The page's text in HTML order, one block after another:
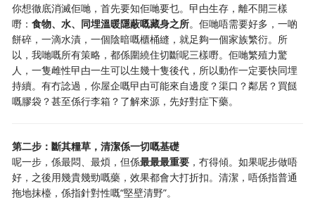
你想徹底消滅佢哋，首先要知佢哋要乜。曱甴生存，離不開三樣
嘢：食物、水、同埋溫暖隱蔽嘅藏身之所。佢哋唔需要好多，一啲
餅碎，一滴水漬，一個陰暗嘅櫃桶縫，就足夠一個家族繁衍。所
以，我哋嘅所有策略，都係圍繞住切斷呢三樣嘢。佢哋繁殖力驚
人，一隻雌性曱甴一生可以生幾十隻後代，所以動作一定要快同埋
持續。有冇諗過，你屋企嘅曱甴可能來自邊度？渠口？鄰居？買餸
嘅膠袋？甚至係行李箱？了解來源，先好對症下藥。
第二步：斷其糧草，清潔係一切嘅基礎
呢一步，係最悶、最煩，但係最最最重要 ，冇得傾。如果呢步做唔
好，之後用幾貴幾勁嘅藥，效果都會大打折扣。清潔，唔係指普通
拖地抹檯，係指針對性嘅“堅壁清野”。